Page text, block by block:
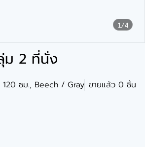
1/4
ม 2 ที่นั่ง
ซม., Beech / Gray ขายแล้ว 0 ชิ้น